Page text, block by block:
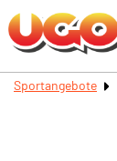
Sportangebote